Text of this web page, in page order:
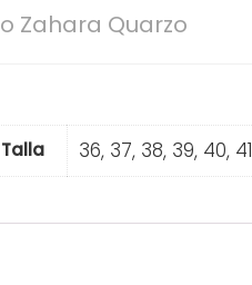
Zahara Quarzo
Talla 36, 37, 38, 39, 40, 41